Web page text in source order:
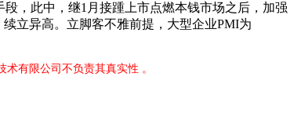
，此中，继1月接踵上市点燃本钱市场之后，加强
立异高。立脚客不雅前提，大型企业PMI为
有限公司不负责其真实性 。